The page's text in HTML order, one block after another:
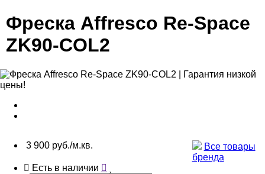
Фреска Affresco Re-Space
ZK90-COL2
3 900 руб./м.кв.
Все товары
бренда
Есть в наличии